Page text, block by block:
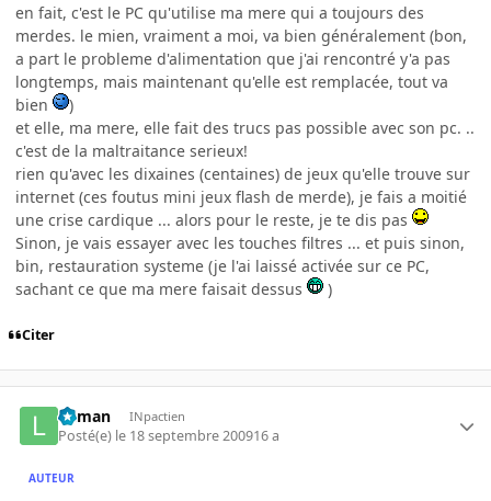
en fait, c'est le PC qu'utilise ma mere qui a toujours des
merdes. le mien, vraiment a moi, va bien généralement (bon,
a part le probleme d'alimentation que j'ai rencontré y'a pas
longtemps, mais maintenant qu'elle est remplacée, tout va
bien
)
et elle, ma mere, elle fait des trucs pas possible avec son pc. ..
c'est de la maltraitance serieux!
rien qu'avec les dixaines (centaines) de jeux qu'elle trouve sur
internet (ces foutus mini jeux flash de merde), je fais a moitié
une crise cardique ... alors pour le reste, je te dis pas
Sinon, je vais essayer avec les touches filtres ... et puis sinon,
bin, restauration systeme (je l'ai laissé activée sur ce PC,
sachant ce que ma mere faisait dessus
)
Citer
lolman INpactien
Posté(e) le 18 septembre 200916 a
AUTEUR